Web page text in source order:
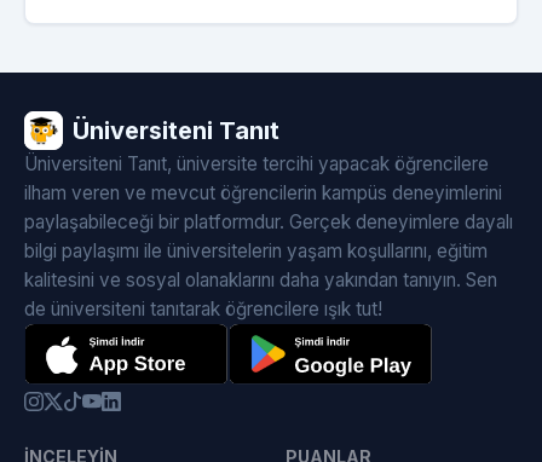
Üniversiteni Tanıt
Üniversiteni Tanıt, üniversite tercihi yapacak öğrencilere
ilham veren ve mevcut öğrencilerin kampüs deneyimlerini
paylaşabileceği bir platformdur. Gerçek deneyimlere dayalı
bilgi paylaşımı ile üniversitelerin yaşam koşullarını, eğitim
kalitesini ve sosyal olanaklarını daha yakından tanıyın. Sen
de üniversiteni tanıtarak öğrencilere ışık tut!
İNCELEYIN PUANLAR